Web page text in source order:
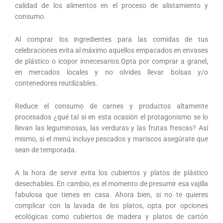
calidad de los alimentos en el proceso de alistamiento y
consumo.
Al comprar los ingredientes para las comidas de tus
celebraciones evita al máximo aquellos empacados en envases
de plástico o icopor innecesarios.Opta por comprar a granel,
en mercados locales y no olvides llevar bolsas y/o
contenedores reutilizables.
Reduce el consumo de carnes y productos altamente
procesados ¿qué tal si en esta ocasión el protagonismo se lo
llevan las leguminosas, las verduras y las frutas frescas? Así
mismo, si el menú incluye pescados y mariscos asegúrate que
sean de temporada.
A la hora de servir evita los cubiertos y platos de plástico
desechables. En cambio, es el momento de presumir esa vajilla
fabulosa que tienes en casa. Ahora bien, si no te quieres
complicar con la lavada de los platos, opta por opciones
ecológicas como cubiertos de madera y platos de cartón